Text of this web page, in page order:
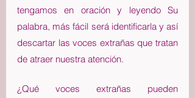
tengamos en oración y leyendo Su
palabra, más fácil será identificarla y así
descartar las voces extrañas que tratan
de atraer nuestra atención.
¿Qué voces extrañas pueden